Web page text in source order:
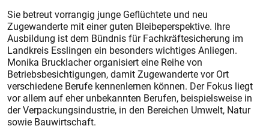
Sie betreut vorrangig junge Geflüchtete und neu
Zugewanderte mit einer guten Bleibeperspektive. Ihre
Ausbildung ist dem Bündnis für Fachkräftesicherung im
Landkreis Esslingen ein besonders wichtiges Anliegen.
Monika Brucklacher organisiert eine Reihe von
Betriebsbesichtigungen, damit Zugewanderte vor Ort
verschiedene Berufe kennenlernen können. Der Fokus liegt
vor allem auf eher unbekannten Berufen, beispielsweise in
der Verpackungsindustrie, in den Bereichen Umwelt, Natur
sowie Bauwirtschaft.